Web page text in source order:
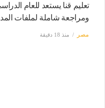
تعليم قنا يستعد للعام
ومراجعة شاملة لملفات
مصر منذ 18 دقيقة